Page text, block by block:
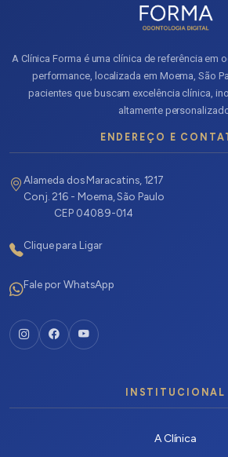
A Clínica Forma é uma clínica de referência em
performance, localizada em Moema, São
pacientes que buscam excelência clínica,
altamente
ENDEREÇO E
Alameda dos Maracatins, 1217
Conj. 216 - Moema, São Paulo
CEP 04089-014
Clique para Ligar
Fale por WhatsApp
INSTITUCIONAL
A Clínica